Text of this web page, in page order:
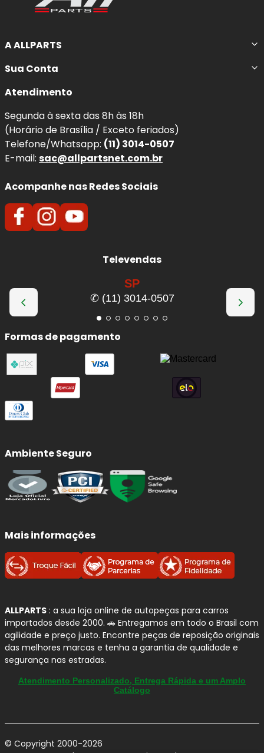
A ALLPARTS
Sua Conta
Atendimento
Segunda à sexta das 8h às 18h
(Horário de Brasília / Exceto feriados)
Telefone/Whatsapp: (11) 3014-0507
E-mail: sac@allpartsnet.com.br
Acompanhe nas Redes Sociais
Televendas
SP
✆ (11) 3014-0507
Formas de pagamento
Ambiente Seguro
Mais informações
ALLPARTS : a sua loja online de autopeças para carros
importados desde 2000. 🚗 Entregamos em todo o Brasil com
agilidade e preço justo. Encontre peças de reposição originais
das melhores marcas e tenha a garantia de qualidade e
segurança nas estradas.
Atendimento Personalizado, Entrega Rápida e um Amplo
Catálogo
© Copyright 2000-2026